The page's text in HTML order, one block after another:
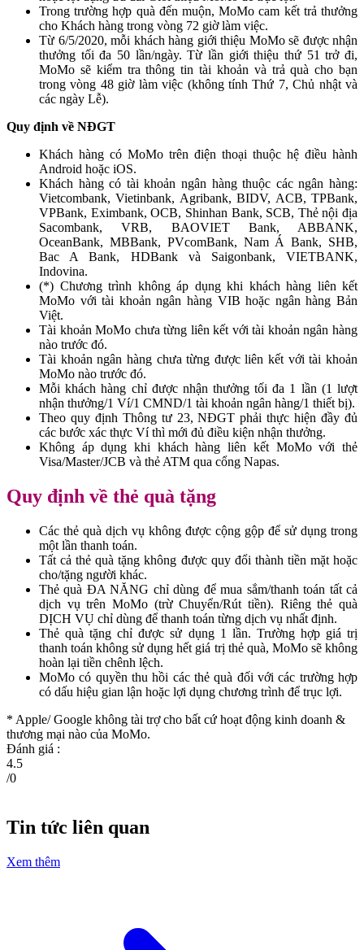
Trong trường hợp quà đến muộn, MoMo cam kết trả thưởng
cho Khách hàng trong vòng 72 giờ làm việc.
Từ 6/5/2020, mỗi khách hàng giới thiệu MoMo sẽ được nhận
thưởng tối đa 50 lần/ngày. Từ lần giới thiệu thứ 51 trở đi,
MoMo sẽ kiểm tra thông tin tài khoản và trả quà cho bạn
trong vòng 48 giờ làm việc (không tính Thứ 7, Chủ nhật và
các ngày Lễ).
Quy định về NĐGT
Khách hàng có MoMo trên điện thoại thuộc hệ điều hành
Android hoặc iOS.
Khách hàng có tài khoản ngân hàng thuộc các ngân hàng:
Vietcombank, Vietinbank, Agribank, BIDV, ACB, TPBank,
VPBank, Eximbank, OCB, Shinhan Bank, SCB, Thẻ nội địa
Sacombank, VRB, BAOVIET Bank, ABBANK,
OceanBank, MBBank, PVcomBank, Nam Á Bank, SHB,
Bac A Bank, HDBank và Saigonbank, VIETBANK,
Indovina.
(*) Chương trình không áp dụng khi khách hàng liên kết
MoMo với tài khoản ngân hàng VIB hoặc ngân hàng Bản
Việt.
Tài khoản MoMo chưa từng liên kết với tài khoản ngân hàng
nào trước đó.
Tài khoản ngân hàng chưa từng được liên kết với tài khoản
MoMo nào trước đó.
Mỗi khách hàng chỉ được nhận thưởng tối đa 1 lần (1 lượt
nhận thưởng/1 Ví/1 CMND/1 tài khoản ngân hàng/1 thiết bị).
Theo quy định Thông tư 23, NĐGT phải thực hiện đầy đủ
các bước xác thực Ví thì mới đủ điều kiện nhận thưởng.
Không áp dụng khi khách hàng liên kết MoMo với thẻ
Visa/Master/JCB và thẻ ATM qua cổng Napas.
Quy định về thẻ quà tặng
Các thẻ quà dịch vụ không được cộng gộp để sử dụng trong
một lần thanh toán.
Tất cả thẻ quà tặng không được quy đổi thành tiền mặt hoặc
cho/tặng người khác.
Thẻ quà ĐA NĂNG chỉ dùng để mua sắm/thanh toán tất cả
dịch vụ trên MoMo (trừ Chuyển/Rút tiền). Riêng thẻ quà
DỊCH VỤ chỉ dùng để thanh toán từng dịch vụ nhất định.
Thẻ quà tặng chỉ được sử dụng 1 lần. Trường hợp giá trị
thanh toán không sử dụng hết giá trị thẻ quà, MoMo sẽ không
hoàn lại tiền chênh lệch.
MoMo có quyền thu hồi các thẻ quà đối với các trường hợp
có dấu hiệu gian lận hoặc lợi dụng chương trình để trục lợi.
* Apple/ Google không tài trợ cho bất cứ hoạt động kinh doanh &
thương mại nào của MoMo.
Đánh giá :
4.5
/0
Tin tức liên quan
Xem thêm